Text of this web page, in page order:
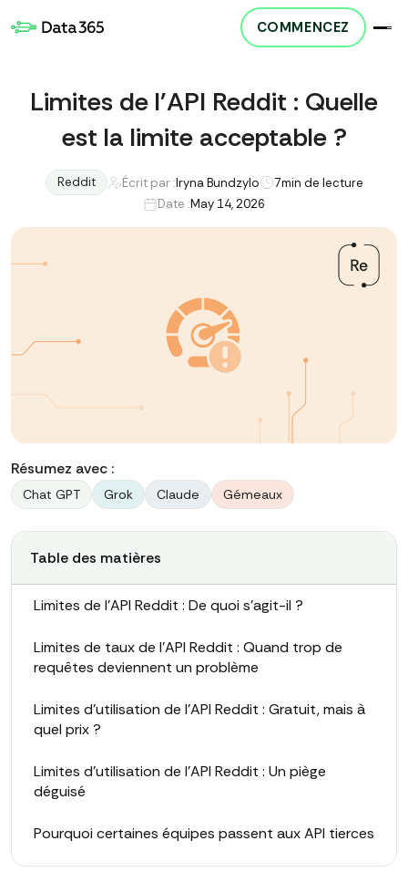
COMMENCEZ
Limites de l'API Reddit : Quelle
est la limite acceptable ?
Reddit Écrit par :Iryna Bundzylo 7min de lecture
Date :May 14, 2026
Résumez avec :
Chat GPT Grok Claude Gémeaux
Table des matières
Limites de l'API Reddit : De quoi s'agit-il ?
Limites de taux de l'API Reddit : Quand trop de
requêtes deviennent un problème
Limites d'utilisation de l'API Reddit : Gratuit, mais à
quel prix ?
Limites d'utilisation de l'API Reddit : Un piège
déguisé
Pourquoi certaines équipes passent aux API tierces